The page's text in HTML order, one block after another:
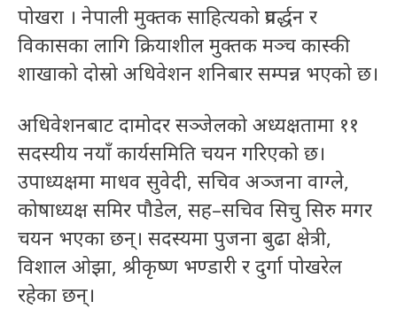
पोखरा । नेपाली मुक्तक साहित्यको प्रवर्द्धन र
विकासका लागि क्रियाशील मुक्तक मञ्च कास्की
शाखाको दोस्रो अधिवेशन शनिबार सम्पन्न भएको छ।
अधिवेशनबाट दामोदर सञ्जेलको अध्यक्षतामा ११
सदस्यीय नयाँ कार्यसमिति चयन गरिएको छ।
उपाध्यक्षमा माधव सुवेदी, सचिव अञ्जना वाग्ले,
कोषाध्यक्ष समिर पौडेल, सह–सचिव सिचु सिरु मगर
चयन भएका छन्। सदस्यमा पुजना बुढा क्षेत्री,
विशाल ओझा, श्रीकृष्ण भण्डारी र दुर्गा पोखरेल
रहेका छन्।